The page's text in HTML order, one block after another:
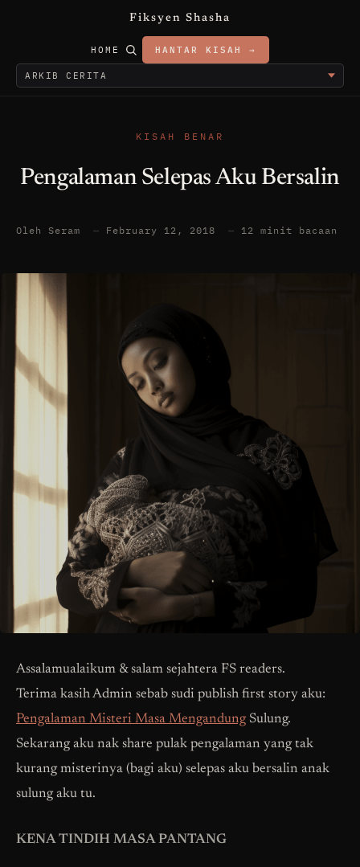
Fiksyen Shasha
HOME HANTAR KISAH →
KISAH BENAR
Pengalaman Selepas Aku Bersalin
Oleh Seram — February 12, 2018 — 12 minit bacaan
Assalamualaikum & salam sejahtera FS readers.
Terima kasih Admin sebab sudi publish first story aku:
Pengalaman Misteri Masa MengandungSulung.
Sekarang aku nak share pulak pengalaman yang tak
kurang misterinya (bagi aku) selepas aku bersalin anak
sulung aku tu.
KENA TINDIH MASA PANTANG